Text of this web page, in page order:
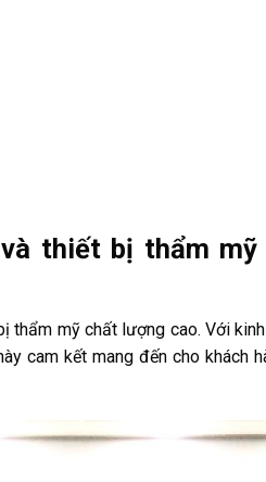
thiết bị thẩm mỹ
thẩm mỹ chất lượng cao. Với
cam kết mang đến cho khách